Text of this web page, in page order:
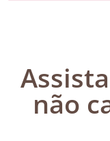
não